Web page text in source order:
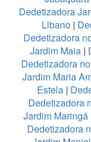
Dedetizadora
Libano |
Dedetizadora
Jardim Maia|
Dedetizadora
Jardim Maria
Estela |
Dedetizadora
Jardim Maringá
Dedetizadora